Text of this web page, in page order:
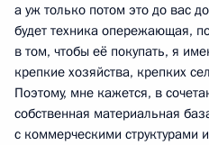
а уж только потом это до вас
будет техника опережающая,
в том, чтобы её покупать, я
крепкие хозяйства, крепких
Поэтому, мне кажется, в
собственная материальная
с коммерческими структурами